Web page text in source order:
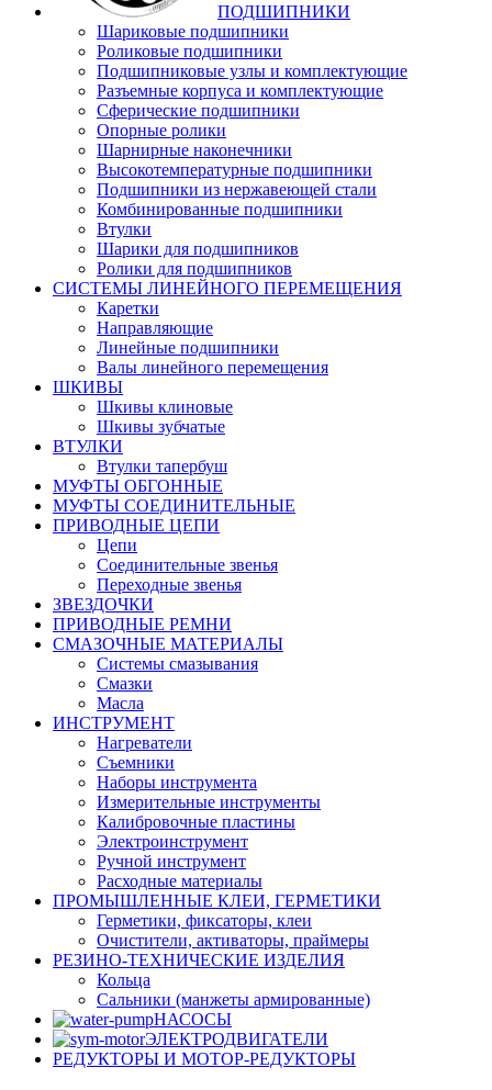
ПОДШИПНИКИ
Шариковые подшипники
Роликовые подшипники
Подшипниковые узлы и комплектующие
Разъемные корпуса и комплектующие
Сферические подшипники
Опорные ролики
Шарнирные наконечники
Высокотемпературные подшипники
Подшипники из нержавеющей стали
Комбинированные подшипники
Втулки
Шарики для подшипников
Ролики для подшипников
СИСТЕМЫ ЛИНЕЙНОГО ПЕРЕМЕЩЕНИЯ
Каретки
Направляющие
Линейные подшипники
Валы линейного перемещения
ШКИВЫ
Шкивы клиновые
Шкивы зубчатые
ВТУЛКИ
Втулки тапербуш
МУФТЫ ОБГОННЫЕ
МУФТЫ СОЕДИНИТЕЛЬНЫЕ
ПРИВОДНЫЕ ЦЕПИ
Цепи
Соединительные звенья
Переходные звенья
ЗВЕЗДОЧКИ
ПРИВОДНЫЕ РЕМНИ
СМАЗОЧНЫЕ МАТЕРИАЛЫ
Системы смазывания
Смазки
Масла
ИНСТРУМЕНТ
Нагреватели
Съемники
Наборы инструмента
Измерительные инструменты
Калибровочные пластины
Электроинструмент
Ручной инструмент
Расходные материалы
ПРОМЫШЛЕННЫЕ КЛЕИ, ГЕРМЕТИКИ
Герметики, фиксаторы, клеи
Очистители, активаторы, праймеры
РЕЗИНО-ТЕХНИЧЕСКИЕ ИЗДЕЛИЯ
Кольца
Сальники (манжеты армированные)
НАСОСЫ
ЭЛЕКТРОДВИГАТЕЛИ
РЕДУКТОРЫ И МОТОР-РЕДУКТОРЫ